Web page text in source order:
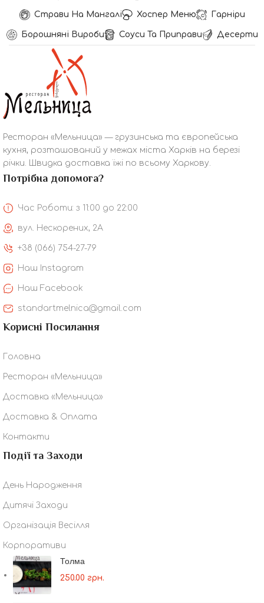
Страви На Мангалі Хоспер Меню Гарніри
Борошняні Вироби Соуси Та Приправи Десерти
Ресторан «Мельница» — грузинська та європейська
кухня, розташований у межах міста Харків на березі
річки. Швидка доставка їжі по всьому Харкову.
Потрібна допомога?
Час Роботи: з 11:00 до 22:00
вул. Нескорених, 2А
+38 (066) 754-27-79
Наш Instagram
Наш Facebook
standartmelnica@gmail.com
Корисні Посилання
Головна
Ресторан «Мельница»
Доставка «Мельница»
Доставка & Оплата
Контакти
Події та Заходи
День Народження
Дитячі Заходи
Організація Весілля
Корпоративи
Толма
250.00 грн.